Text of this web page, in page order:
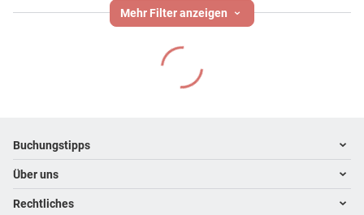
Mehr Filter anzeigen
Footer navigation
Buchungstipps
Warum im Reisebüro buchen
Hoteltipps
Über uns
Kontakt
Rechtliches